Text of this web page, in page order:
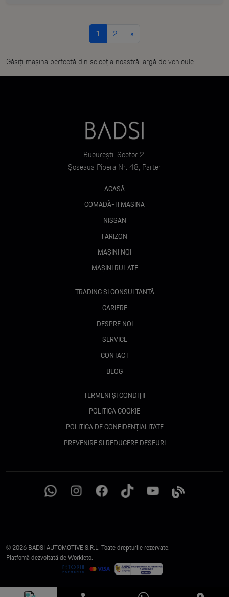
1 2 »
Găsiți mașina perfectă din selecția noastră largă de vehicule.
București, Sector 2,
Șoseaua Pipera Nr. 48, Parter
ACASĂ
COMADĂ-ȚI MASINA
NISSAN
FARIZON
MAȘINI NOI
MAȘINI RULATE
TRADING ȘI CONSULTANȚĂ
CARIERE
DESPRE NOI
SERVICE
CONTACT
BLOG
TERMENI ȘI CONDIȚII
POLITICA COOKIE
POLITICA DE CONFIDENȚIALITATE
PREVENIRE SI REDUCERE DESEURI
© 2026 BADSI AUTOMOTIVE S.R.L. Toate drepturile rezervate.
Platfomă dezvoltată de Workleto.